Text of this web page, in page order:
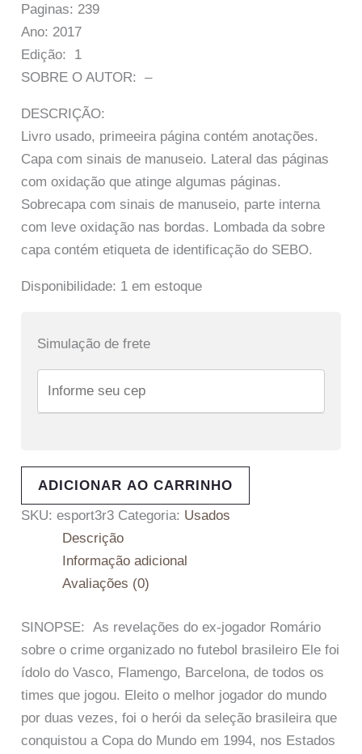
Paginas: 239
Ano: 2017
Edição: 1
SOBRE O AUTOR: –
DESCRIÇÃO:
Livro usado, primeeira página contém anotações.
Capa com sinais de manuseio. Lateral das páginas
com oxidação que atinge algumas páginas.
Sobrecapa com sinais de manuseio, parte interna
com leve oxidação nas bordas. Lombada da sobre
capa contém etiqueta de identificação do SEBO.
Disponibilidade: 1 em estoque
Simulação de frete
ADICIONAR AO CARRINHO
SKU:esport3r3 Categoria: Usados
Descrição
Informação adicional
Avaliações (0)
SINOPSE: As revelações do ex-jogador Romário
sobre o crime organizado no futebol brasileiro Ele foi
ídolo do Vasco, Flamengo, Barcelona, de todos os
times que jogou. Eleito o melhor jogador do mundo
por duas vezes, foi o herói da seleção brasileira que
conquistou a Copa do Mundo em 1994, nos Estados